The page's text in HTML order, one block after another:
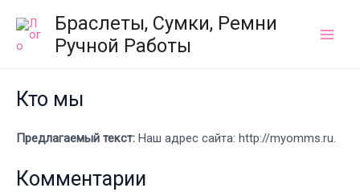
содержимому
Браслеты, Сумки, Ремни
Ручной Работы
Кто мы
Предлагаемый текст: Наш адрес сайта: http://myomms.ru.
Комментарии